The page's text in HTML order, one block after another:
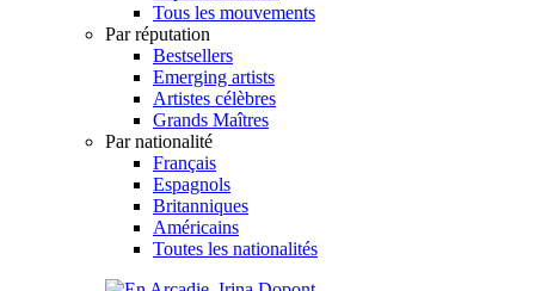
Tous les mouvements
Par réputation
Bestsellers
Emerging artists
Artistes célèbres
Grands Maîtres
Par nationalité
Français
Espagnols
Britanniques
Américains
Toutes les nationalités